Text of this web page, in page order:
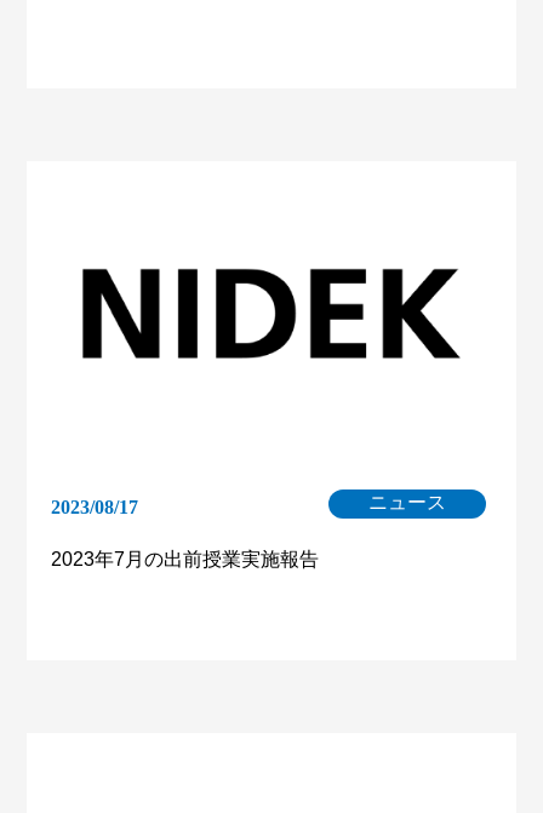
2023/08/17 ニュース
2023年7月の出前授業実施報告